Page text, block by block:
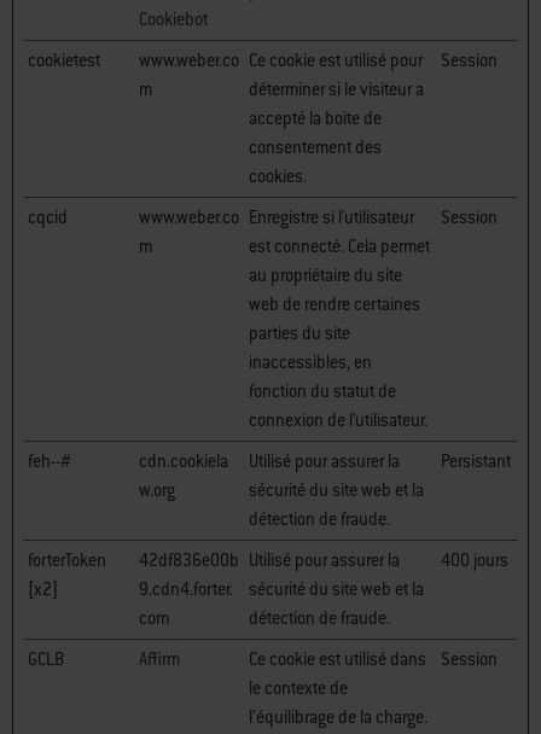
Cookiebot
cookietest
www.weber.co
m
Ce cookie est utilisé pour
déterminer si le visiteur a
accepté la boite de
consentement des
cookies.
Session
cqcid
www.weber.co
m
Enregistre si l'utilisateur
est connecté. Cela permet
au propriétaire du site
web de rendre certaines
parties du site
inaccessibles, en
fonction du statut de
connexion de l'utilisateur.
Session
feh--#
cdn.cookiela
w.org
Utilisé pour assurer la
sécurité du site web et la
détection de fraude.
Persistant
forterToken
[x2]
42df836e00b
9.cdn4.forter.
com
Utilisé pour assurer la
sécurité du site web et la
détection de fraude.
400 jours
GCLB Affirm
Ce cookie est utilisé dans
le contexte de
l’équilibrage de la charge.
Session